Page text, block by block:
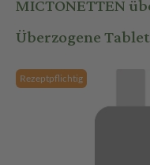
Überzogene
Rezeptpflichtig